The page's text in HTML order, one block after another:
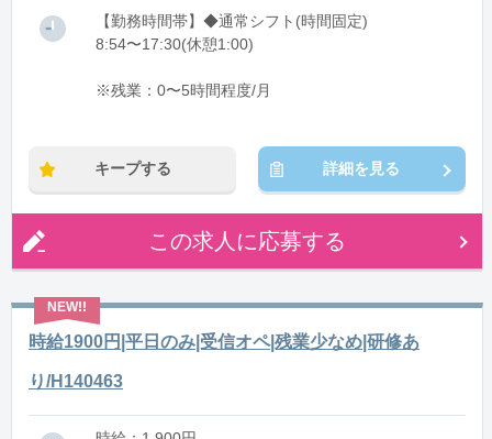
【勤務時間帯】◆通常シフト(時間固定)
8:54〜17:30(休憩1:00)
※残業：0〜5時間程度/月
キープする 詳細を見る
この求人に応募する
時給1900円|平日のみ|受信オペ|残業少なめ|研修あ
り/H140463